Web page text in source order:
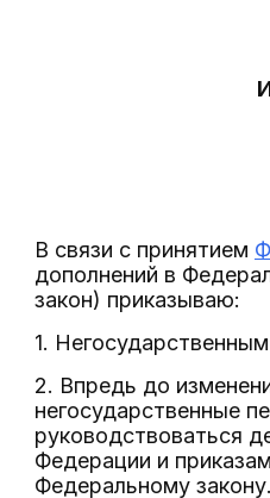
В связи с принятием
дополнений в
закон) приказываю:
1.
2. Впредь до
негосударственные
руководствоваться
Федерации и
Федеральному закону.